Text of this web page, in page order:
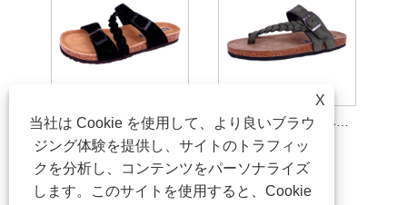
レディース 調節可能な幅のコルク フットベッド サンダル レディース フットベッド ブレード サンダル
X
当社は Cookie を使用して、より良いブラウ
ジング体験を提供し、サイトのトラフィッ
クを分析し、コンテンツをパーソナライズ
します。このサイトを使用すると、Cookie